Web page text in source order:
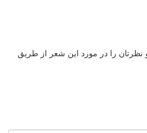
نظرتان را در مورد این شعر از طریق